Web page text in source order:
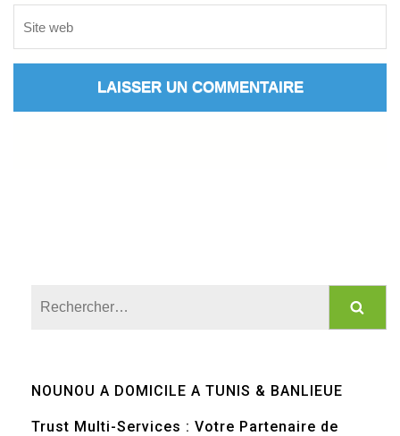
NOUNOU A DOMICILE A TUNIS & BANLIEUE
Trust Multi-Services : Votre Partenaire de